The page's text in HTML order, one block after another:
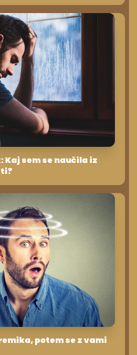
Kaj sem se naučila iz
potem se z vami